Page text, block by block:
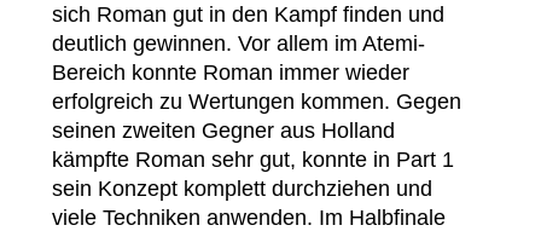
sich Roman gut in den Kampf finden und
deutlich gewinnen. Vor allem im Atemi-
Bereich konnte Roman immer wieder
erfolgreich zu Wertungen kommen. Gegen
seinen zweiten Gegner aus Holland
kämpfte Roman sehr gut, konnte in Part 1
sein Konzept komplett durchziehen und
viele Techniken anwenden. Im Halbfinale